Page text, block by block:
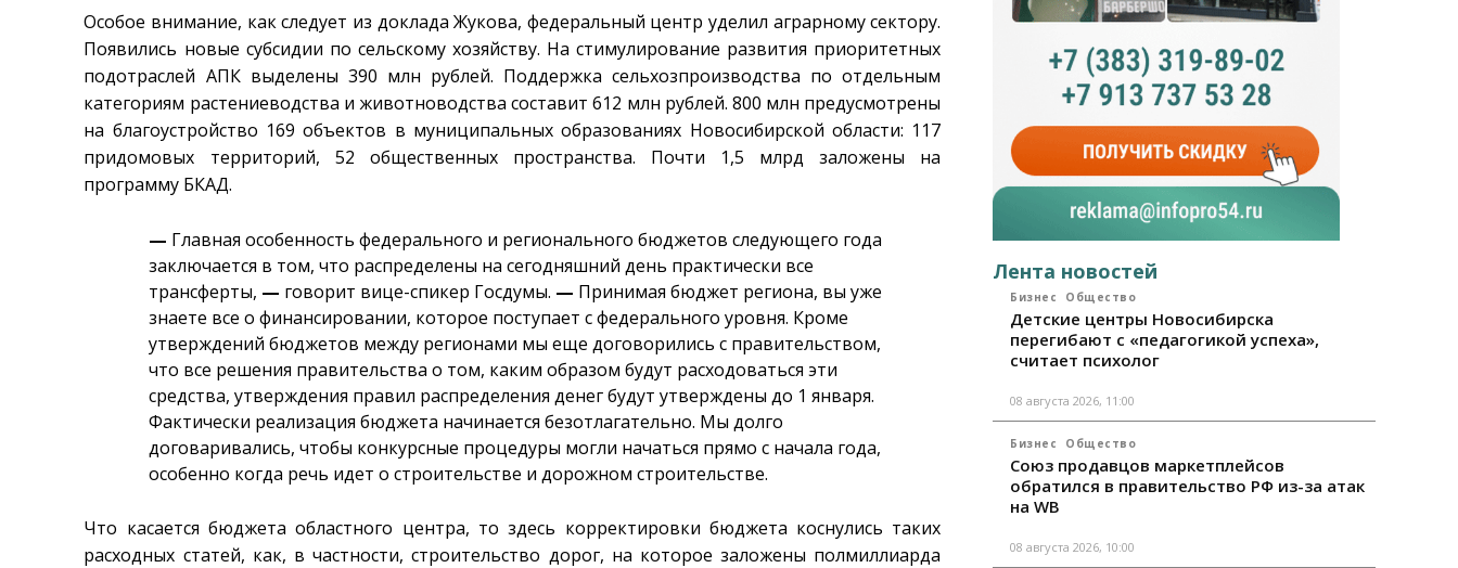
Особое внимание, как следует из доклада Жукова, федеральный центр уделил аграрному сектору.
Появились новые субсидии по сельскому хозяйству. На стимулирование развития приоритетных
подотраслей АПК выделены 390 млн рублей. Поддержка сельхозпроизводства по отдельным
категориям растениеводства и животноводства составит 612 млн рублей. 800 млн предусмотрены
на благоустройство 169 объектов в муниципальных образованиях Новосибирской области: 117
придомовых территорий, 52 общественных пространства. Почти 1,5 млрд заложены на
программу БКАД.
— Главная особенность федерального и регионального бюджетов следующего года
заключается в том, что распределены на сегодняшний день практически все
трансферты, — говорит вице-спикер Госдумы. — Принимая бюджет региона, вы уже
знаете все о финансировании, которое поступает с федерального уровня. Кроме
утверждений бюджетов между регионами мы еще договорились с правительством,
что все решения правительства о том, каким образом будут расходоваться эти
средства, утверждения правил распределения денег будут утверждены до 1 января.
Фактически реализация бюджета начинается безотлагательно. Мы долго
договаривались, чтобы конкурсные процедуры могли начаться прямо с начала года,
особенно когда речь идет о строительстве и дорожном строительстве.
Что касается бюджета областного центра, то здесь корректировки бюджета коснулись таких
расходных статей, как, в частности, строительство дорог, на которое заложены полмиллиарда
Лента новостей
Бизнес Общество
Детские центры Новосибирска
перегибают с «педагогикой успеха»,
считает психолог
08 августа 2026, 11:00
Бизнес Общество
Союз продавцов маркетплейсов
обратился в правительство РФ из-за атак
на WB
08 августа 2026, 10:00